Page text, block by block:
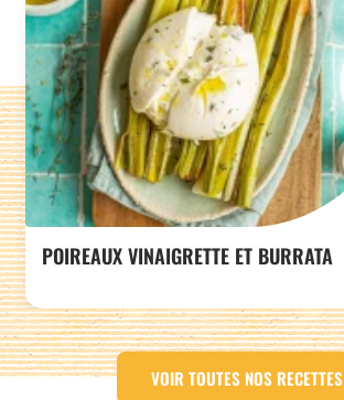
POIREAUX VINAIGRETTE ET BURRATA
VOIR TOUTES NOS RECETTES